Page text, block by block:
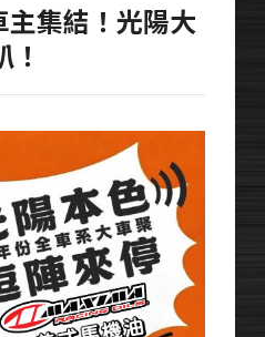
主集結！光陽大